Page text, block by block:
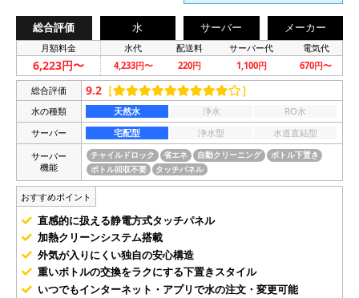
総合評価 水 サーバー メーカー
月額料金 水代 配送料 サーバー代 電気代
6,223円〜 4,233円〜 220円 1,100円 670円〜
総合評価 9.2 ［ ］
水の種類 天然水 浄水
RO水
サーバー
宅配型 浄水型
水道直結型
サーバー
機能
チャイルドロック 省エネ 自動クリーニング
ボトル下置き
ボトル回収不要
タッチパネル
おすすめポイント
直感的に扱える静電方式タッチパネル
加熱クリーンシステム搭載
外気が入りにくい独自の安心構造
重いボトルの交換をラクにする下置きスタイル
いつでもインターネット・アプリで水の注文・変更可能